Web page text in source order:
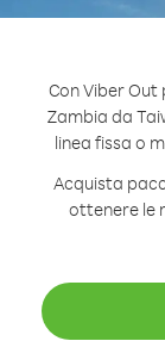
Con Viber
Zambia da
linea fissa o
Acquista
ottenere le